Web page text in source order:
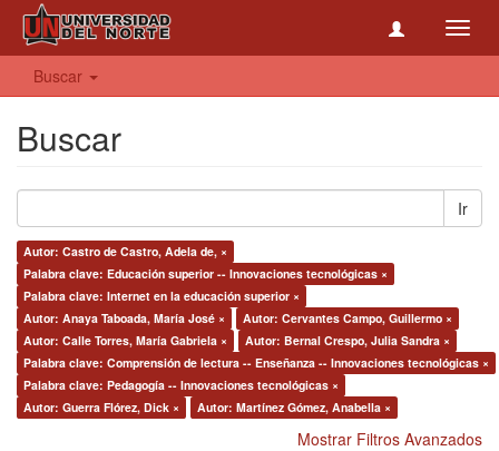
Buscar
Buscar
Ir
Autor: Castro de Castro, Adela de, ×
Palabra clave: Educación superior -- Innovaciones tecnológicas ×
Palabra clave: Internet en la educación superior ×
Autor: Anaya Taboada, María José ×
Autor: Cervantes Campo, Guillermo ×
Autor: Calle Torres, María Gabriela ×
Autor: Bernal Crespo, Julia Sandra ×
Palabra clave: Comprensión de lectura -- Enseñanza -- Innovaciones tecnológicas ×
Palabra clave: Pedagogía -- Innovaciones tecnológicas ×
Autor: Guerra Flórez, Dick ×
Autor: Martínez Gómez, Anabella ×
Mostrar Filtros Avanzados